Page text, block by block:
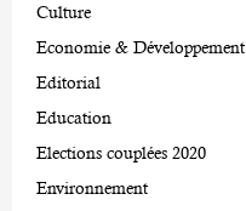
Culture
Economie & Développement
Editorial
Education
Elections couplées 2020
Environnement